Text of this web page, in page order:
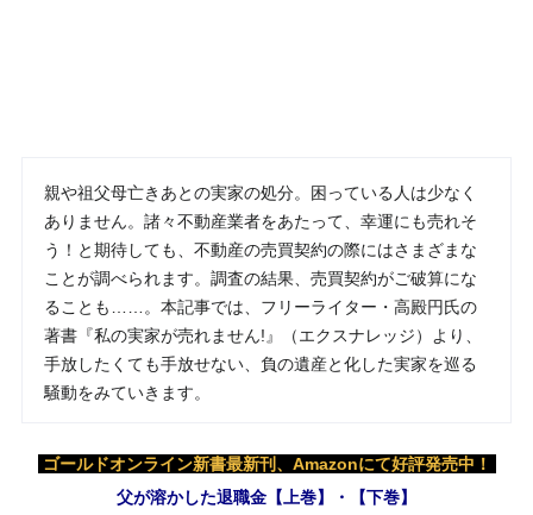
親や祖父母亡きあとの実家の処分。困っている人は少なく
ありません。諸々不動産業者をあたって、幸運にも売れそ
う！と期待しても、不動産の売買契約の際にはさまざまな
ことが調べられます。調査の結果、売買契約がご破算にな
ることも……。本記事では、フリーライター・高殿円氏の
著書『私の実家が売れません!』（エクスナレッジ）より、
手放したくても手放せない、負の遺産と化した実家を巡る
騒動をみていきます。
ゴールドオンライン新書最新刊、Amazonにて好評発売中！
父が溶かした退職金【上巻】・【下巻】